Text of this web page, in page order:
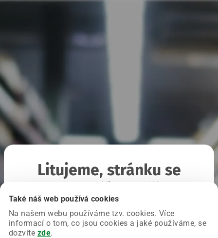
Také náš web používá cookies
Na našem webu používáme tzv. cookies. Více
informací o tom, co jsou cookies a jaké používáme, se
dozvíte zde.
Litujeme, stránku se
Chyba nastala na naší straně a už ji opravujeme.
Zkuste prosím znovu načíst požadovanou stránku.